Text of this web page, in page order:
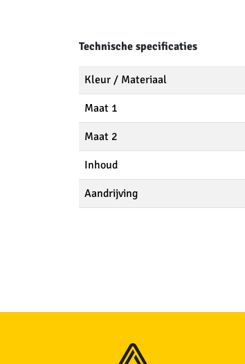
Technische specificaties
Kleur / Materiaal
Maat 1
Maat 2
Inhoud
Aandrijving